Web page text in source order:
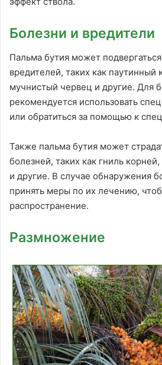
Болезни и вредители
Пальма бутия может
вредителей, таких как паутинный
мучнистый червец и другие. Для
рекомендуется использовать
или обратиться за помощью к
Также пальма бутия может
болезней, таких как гниль
и другие. В случае обнаружения
принять меры по их лечению,
распространение.
Размножение